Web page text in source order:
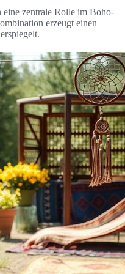
eine zentrale Rolle im Boho-
erzeugt einen